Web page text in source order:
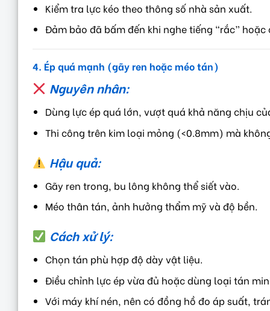
Kiểm tra lực kéo theo thông số nhà sản xuất.
Đảm bảo đã bấm đến khi nghe tiếng “rắc”
4. Ép quá mạnh (gãy ren hoặc méo tán)
Nguyên nhân:
Dùng lực ép quá lớn, vượt quá khả năng chịu
Thi công trên kim loại mỏng (<0.8mm) mà
Hậu quả:
Gãy ren trong, bu lông không thể siết vào.
Méo thân tán, ảnh hưởng thẩm mỹ và độ bền.
Cách xử lý:
Chọn tán phù hợp độ dày vật liệu.
Điều chỉnh lực ép vừa đủ hoặc dùng loại tán
Với máy khí nén, nên có đồng hồ đo áp suất,